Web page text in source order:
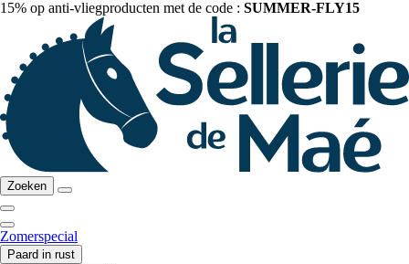
15% op anti-vliegproducten met de code : SUMMER-FLY15
Zoeken
Zomerspecial
Paard in rust